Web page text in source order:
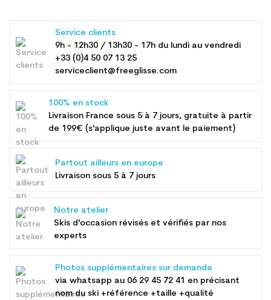
Service clients
9h - 12h30 / 13h30 - 17h du lundi au vendredi
+33 (0)4 50 07 13 25
serviceclient@freeglisse.com
100% en stock
Livraison France sous 5 à 7 jours, gratuite à partir
de 199€ (s'applique juste avant le paiement)
Partout ailleurs en europe
Livraison sous 5 à 7 jours
Notre atelier
Skis d'occasion révisés et vérifiés par nos
experts
Photos supplémentaires sur demande
via whatsapp au 06 29 45 72 41 en précisant
nom du ski +référence +taille +qualité